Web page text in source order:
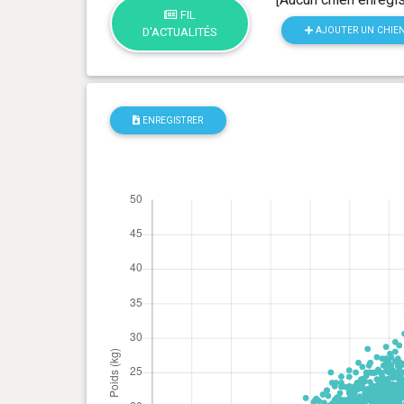
FIL
D'ACTUALITÉS
AJOUTER UN
ENREGISTRER